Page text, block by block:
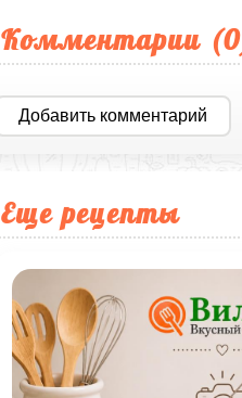
Комментарии (0
Добавить комментарий
Еще рецепты